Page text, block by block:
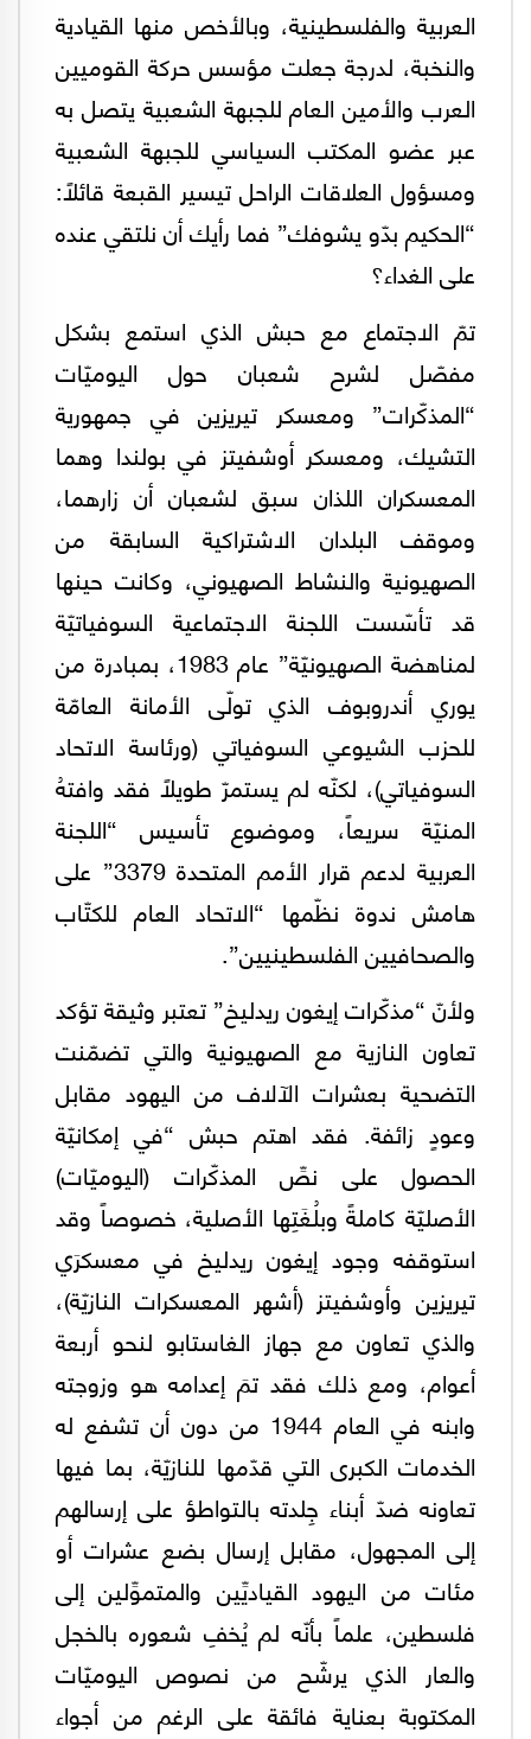
العربية والفلسطينية، وبالأخص منها القيادية
والنخبة، لدرجة جعلت مؤسس حركة القوميين
العرب والأمين العام للجبهة الشعبية يتصل به
عبر عضو المكتب السياسي للجبهة الشعبية
ومسؤول العلاقات الراحل تيسير القبعة قائلاً:
“الحكيم بدّو يشوفك” فما رأيك أن نلتقي عنده
على الغداء؟
تمّ الاجتماع مع حبش الذي استمع بشكل
مفصّل لشرح شعبان حول اليوميّات
“المذكّرات” ومعسكر تيريزين في جمهورية
التشيك، ومعسكر أوشفيتز في بولندا وهما
المعسكران اللذان سبق لشعبان أن زارهما،
وموقف البلدان الاشتراكية السابقة من
الصهيونية والنشاط الصهيوني، وكانت حينها
قد تأسّست اللجنة الاجتماعية السوفياتيّة
لمناهضة الصهيونيّة” عام 1983، بمبادرة من
يوري أندروبوف الذي تولّى الأمانة العامّة
للحزب الشيوعي السوفياتي (ورئاسة الاتحاد
السوفياتي)، لكنّه لم يستمرّ طويلاً فقد وافتهُ
المنيّة سريعاً، وموضوع تأسيس “اللجنة
العربية لدعم قرار الأمم المتحدة 3379” على
هامش ندوة نظّمها “الاتحاد العام للكتّاب
والصحافيين الفلسطينيين”.
ولأنّ “مذكّرات إيغون ريدليخ” تعتبر وثيقة تؤكد
تعاون النازية مع الصهيونية والتي تضمّنت
التضحية بعشرات الآلاف من اليهود مقابل
وعودٍ زائفة. فقد اهتم حبش “في إمكانيّة
الحصول على نصِّ المذكّرات (اليوميّات)
الأصليّة كاملةً وبلُغَتِها الأصلية، خصوصاً وقد
استوقفه وجود إيغون ريدليخ في معسكرَي
تيريزين وأوشفيتز (أشهر المعسكرات النازيّة)،
والذي تعاون مع جهاز الغاستابو لنحو أربعة
أعوام، ومع ذلك فقد تمَ إعدامه هو وزوجته
وابنه في العام 1944 من دون أن تشفع له
الخدمات الكبرى التي قدّمها للنازيّة، بما فيها
تعاونه ضدّ أبناء جِلدته بالتواطؤ على إرسالهم
إلى المجهول، مقابل إرسال بضع عشرات أو
مئات من اليهود القياديِّين والمتموِّلين إلى
فلسطين، علماً بأنّه لم يُخفِ شعوره بالخجل
والعار الذي يرشّح من نصوص اليوميّات
المكتوبة بعناية فائقة على الرغم من أجواء